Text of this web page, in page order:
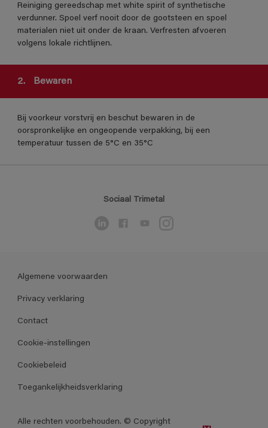
Reiniging gereedschap met white spirit of synthetische
verdunner. Spoel verf nooit door de gootsteen en spoel
materialen niet uit onder de kraan. Verfresten afvoeren
volgens lokale richtlijnen.
2. Bewaren
Bij voorkeur vorstvrij en beschut bewaren in de
oorspronkelijke en ongeopende verpakking, bij een
temperatuur tussen de 5°C en 35°C
Sociaal Trimetal
Algemene voorwaarden
Privacy verklaring
Contact
Cookie-instellingen
Cookiebeleid
Toegankelijkheidsverklaring
Alle rechten voorbehouden. © Copyright